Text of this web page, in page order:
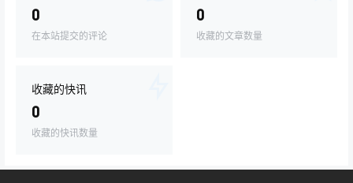
0
在本站提交的评论
0
收藏的文章数量
收藏的快讯
0
收藏的快讯数量